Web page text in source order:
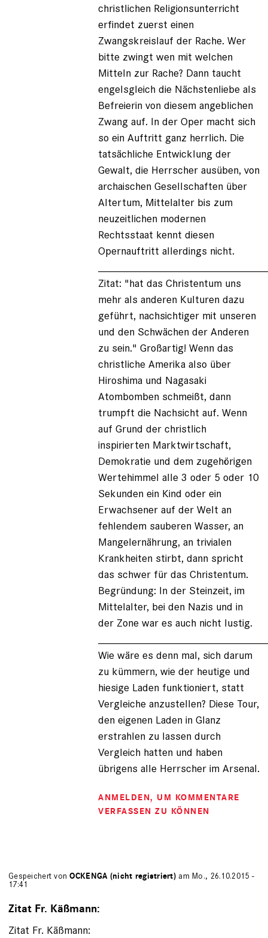
christlichen Religionsunterricht
erfindet zuerst einen
Zwangskreislauf der Rache. Wer
bitte zwingt wen mit welchen
Mitteln zur Rache? Dann taucht
engelsgleich die Nächstenliebe als
Befreierin von diesem angeblichen
Zwang auf. In der Oper macht sich
so ein Auftritt ganz herrlich. Die
tatsächliche Entwicklung der
Gewalt, die Herrscher ausüben, von
archaischen Gesellschaften über
Altertum, Mittelalter bis zum
neuzeitlichen modernen
Rechtsstaat kennt diesen
Opernauftritt allerdings nicht.
Zitat: "hat das Christentum uns
mehr als anderen Kulturen dazu
geführt, nachsichtiger mit unseren
und den Schwächen der Anderen
zu sein." Großartig! Wenn das
christliche Amerika also über
Hiroshima und Nagasaki
Atombomben schmeißt, dann
trumpft die Nachsicht auf. Wenn
auf Grund der christlich
inspirierten Marktwirtschaft,
Demokratie und dem zugehörigen
Wertehimmel alle 3 oder 5 oder 10
Sekunden ein Kind oder ein
Erwachsener auf der Welt an
fehlendem sauberen Wasser, an
Mangelernährung, an trivialen
Krankheiten stirbt, dann spricht
das schwer für das Christentum.
Begründung: In der Steinzeit, im
Mittelalter, bei den Nazis und in
der Zone war es auch nicht lustig.
Wie wäre es denn mal, sich darum
zu kümmern, wie der heutige und
hiesige Laden funktioniert, statt
Vergleiche anzustellen? Diese Tour,
den eigenen Laden in Glanz
erstrahlen zu lassen durch
Vergleich hatten und haben
übrigens alle Herrscher im Arsenal.
ANMELDEN, UM KOMMENTARE
VERFASSEN ZU KÖNNEN
Gespeichert vonOCKENGA (nicht registriert) am Mo., 26.10.2015 -
17:41
Zitat Fr. Käßmann:
Zitat Fr. Käßmann: